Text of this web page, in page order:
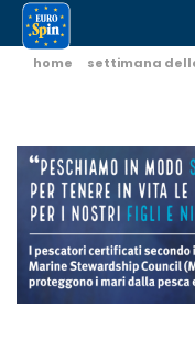
home settimana